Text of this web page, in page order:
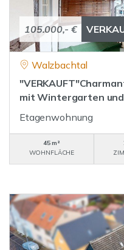
105.000,- €
Walzbachtal
mit Wintergarten
Etagenwohnung
45 m²
WOHNFLÄCHE